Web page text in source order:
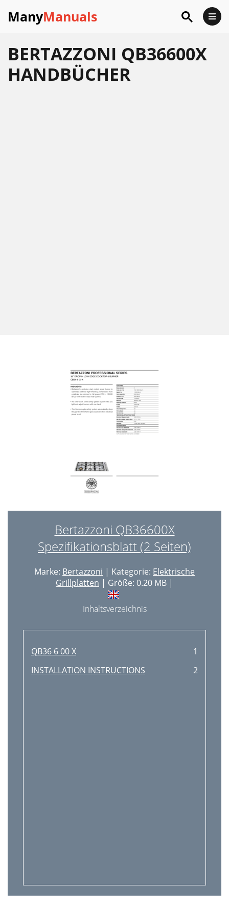
ManyManuals
BERTAZZONI QB36600X
HANDBÜCHER
Bertazzoni QB36600X
Spezifikationsblatt (2 Seiten)
Marke: Bertazzoni | Kategorie: Elektrische
Grillplatten | Größe: 0.20 MB |
Inhaltsverzeichnis
QB36 6 00 X
1
INSTALLATION INSTRUCTIONS
2